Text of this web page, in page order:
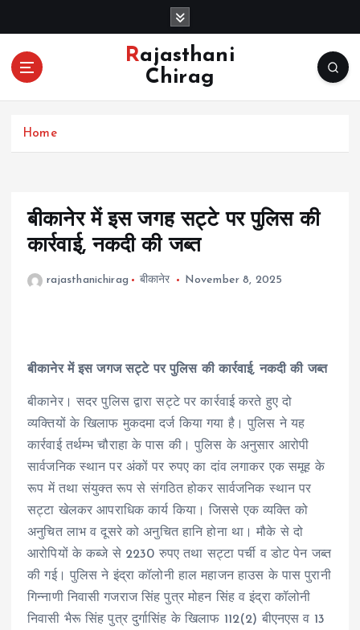
o
Rajasthani
Chirag
Home
बीकानेर में इस जगह सट्टे पर पुलिस की
कार्रवाई, नकदी की जब्त
rajasthanichirag बीकानेर November 8, 2025
बीकानेर में इस जगज सट्टे पर पुलिस की कार्रवाई, नकदी की जब्त
बीकानेर। सदर पुलिस द्वारा सट्टे पर कार्रवाई करते हुए दो
व्यक्तियों के खिलाफ मुकदमा दर्ज किया गया है। पुलिस ने यह
कार्रवाई तर्थम्भ चौराहा के पास की। पुलिस के अनुसार आरोपी
सार्वजनिक स्थान पर अंकों पर रुपए का दांव लगाकर एक समूह के
रूप में तथा संयुक्त रूप से संगठित होकर सार्वजनिक स्थान पर
सट्टा खेलकर आपराधिक कार्य किया। जिससे एक व्यक्ति को
अनुचित लाभ व दूसरे को अनुचित हानि होना था। मौके से दो
आरोपियों के कब्जे से 2230 रुपए तथा सट्टा पर्ची व डोट पेन जब्त
की गई। पुलिस ने इंद्रा कॉलोनी हाल महाजन हाउस के पास पुरानी
गिन्नाणी निवासी गजराज सिंह पुत्र मोहन सिंह व इंद्रा कॉलोनी
निवासी भैरू सिंह पुत्र दुर्गासिंह के खिलाफ 112(2) बीएनएस व 13